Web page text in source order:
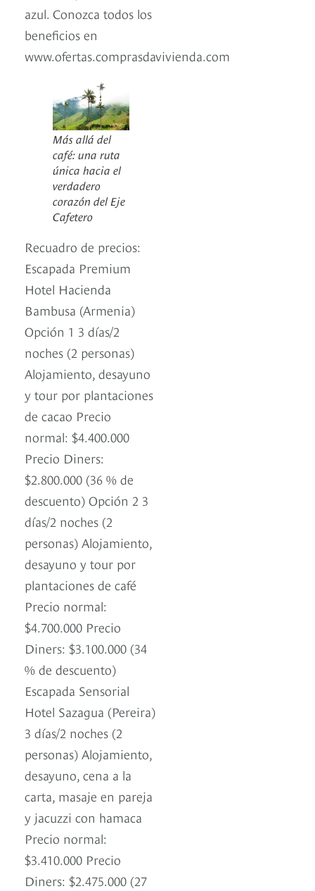
azul. Conozca todos los
beneficios en
www.ofertas.comprasdavivienda.com
Más allá del
café: una ruta
única hacia el
verdadero
corazón del Eje
Cafetero
Recuadro de precios:
Escapada Premium
Hotel Hacienda
Bambusa (Armenia)
Opción 1 3 días/2
noches (2 personas)
Alojamiento, desayuno
y tour por plantaciones
de cacao Precio
normal: $4.400.000
Precio Diners:
$2.800.000 (36 % de
descuento) Opción 2 3
días/2 noches (2
personas) Alojamiento,
desayuno y tour por
plantaciones de café
Precio normal:
$4.700.000 Precio
Diners: $3.100.000 (34
% de descuento)
Escapada Sensorial
Hotel Sazagua (Pereira)
3 días/2 noches (2
personas) Alojamiento,
desayuno, cena a la
carta, masaje en pareja
y jacuzzi con hamaca
Precio normal:
$3.410.000 Precio
Diners: $2.475.000 (27